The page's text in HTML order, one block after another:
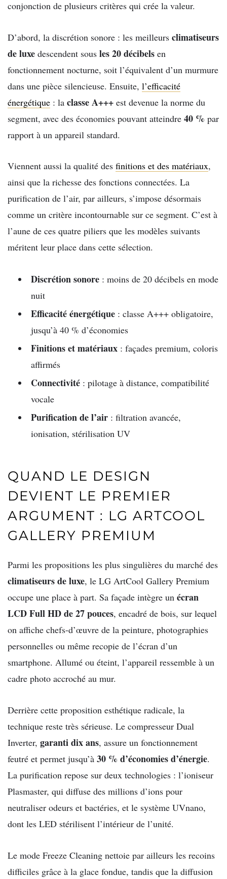
conjonction de plusieurs critères qui crée la valeur.
D’abord, la discrétion sonore : les meilleurs climatiseurs
de luxe descendent sous les 20 décibels en
fonctionnement nocturne, soit l’équivalent d’un murmure
dans une pièce silencieuse. Ensuite, l’efficacité
énergétique : la classe A+++ est devenue la norme du
segment, avec des économies pouvant atteindre 40 % par
rapport à un appareil standard.
Viennent aussi la qualité des finitions et des matériaux,
ainsi que la richesse des fonctions connectées. La
purification de l’air, par ailleurs, s’impose désormais
comme un critère incontournable sur ce segment. C’est à
l’aune de ces quatre piliers que les modèles suivants
méritent leur place dans cette sélection.
Discrétion sonore : moins de 20 décibels en mode
nuit
Efficacité énergétique : classe A+++ obligatoire,
jusqu’à 40 % d’économies
Finitions et matériaux : façades premium, coloris
affirmés
Connectivité : pilotage à distance, compatibilité
vocale
Purification de l’air : filtration avancée,
ionisation, stérilisation UV
QUAND LE DESIGN
DEVIENT LE PREMIER
ARGUMENT : LG ARTCOOL
GALLERY PREMIUM
Parmi les propositions les plus singulières du marché des
climatiseurs de luxe, le LG ArtCool Gallery Premium
occupe une place à part. Sa façade intègre un écran
LCD Full HD de 27 pouces, encadré de bois, sur lequel
on affiche chefs-d’œuvre de la peinture, photographies
personnelles ou même recopie de l’écran d’un
smartphone. Allumé ou éteint, l’appareil ressemble à un
cadre photo accroché au mur.
Derrière cette proposition esthétique radicale, la
technique reste très sérieuse. Le compresseur Dual
Inverter, garanti dix ans, assure un fonctionnement
feutré et permet jusqu’à 30 % d’économies d’énergie.
La purification repose sur deux technologies : l’ioniseur
Plasmaster, qui diffuse des millions d’ions pour
neutraliser odeurs et bactéries, et le système UVnano,
dont les LED stérilisent l’intérieur de l’unité.
Le mode Freeze Cleaning nettoie par ailleurs les recoins
difficiles grâce à la glace fondue, tandis que la diffusion